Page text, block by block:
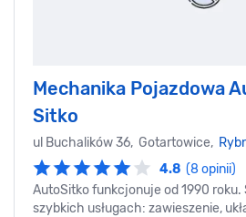
Mechanika Pojazdowa
Sitko
ul Buchalików 36, Gotartowice,
4.8 (8 opinii)
AutoSitko funkcjonuje od 1990
szybkich usługach: zawieszenie,